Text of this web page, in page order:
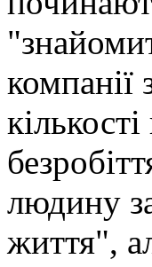
людину
життя",